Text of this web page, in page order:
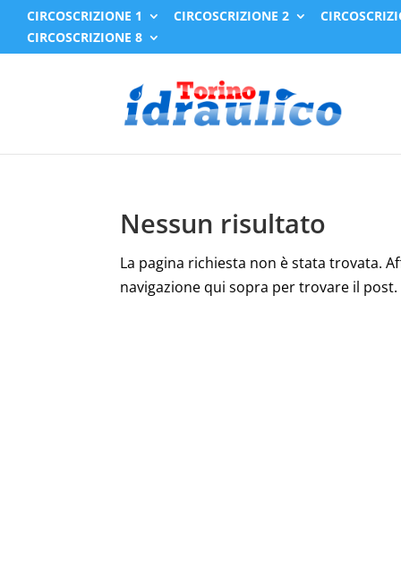
CIRCOSCRIZIONE 1 CIRCOSCRIZIONE 2
CIRCOSCRIZIONE 8
Nessun risultato
La pagina richiesta non è stata trovata.
navigazione qui sopra per trovare il post.